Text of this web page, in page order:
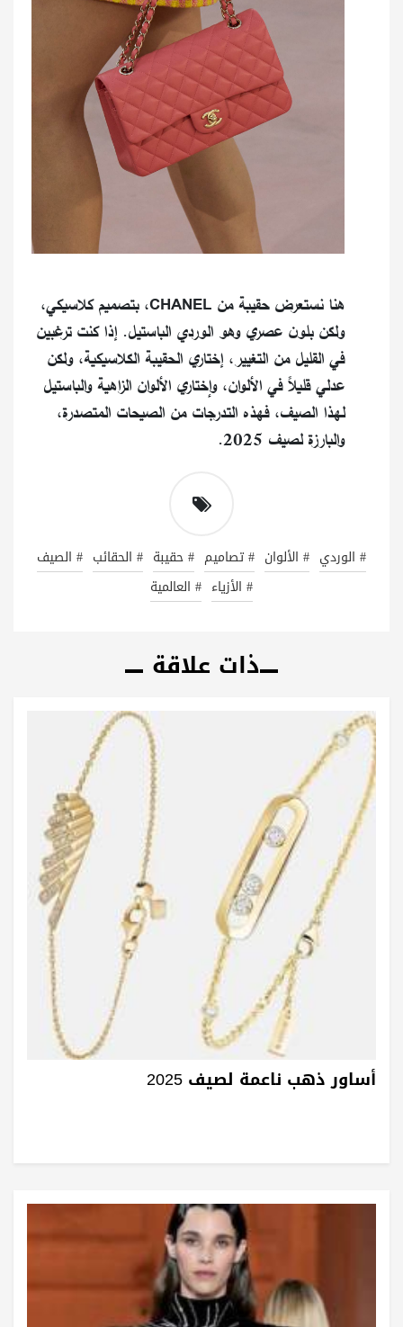
هنا نستعرض حقيبة من CHANEL، بتصميم كلاسيكي،
ولكن بلون عصري وهو الوردي الباستيل. إذا كنت ترغبين
في القليل من التغيير، إختاري الحقيبة الكلاسيكية، ولكن
عدلي قليلاً في الألوان، وإختاري الألوان الزاهية والباستيل
لهذا الصيف، فهذه التدرجات من الصيحات المتصدرة،
والبارزة لصيف 2025.
# الوردي # الألوان # تصاميم # حقيبة # الحقائب # الصيف
# الأزياء # العالمية
ذات علاقة
أساور ذهب ناعمة لصيف 2025